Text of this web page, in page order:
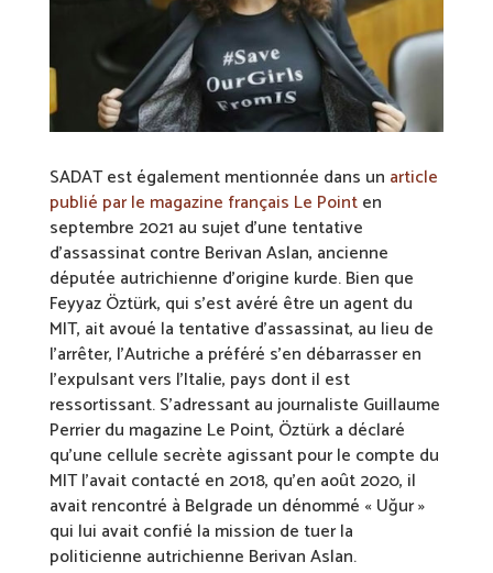
SADAT est également mentionnée dans un article
publié par le magazine français Le Pointen
septembre 2021 au sujet d’une tentative
d’assassinat contre Berivan Aslan, ancienne
députée autrichienne d’origine kurde. Bien que
Feyyaz Öztürk, qui s’est avéré être un agent du
MIT, ait avoué la tentative d’assassinat, au lieu de
l’arrêter, l’Autriche a préféré s’en débarrasser en
l’expulsant vers l’Italie, pays dont il est
ressortissant. S’adressant au journaliste Guillaume
Perrier du magazine Le Point, Öztürk a déclaré
qu’une cellule secrète agissant pour le compte du
MIT l’avait contacté en 2018, qu’en août 2020, il
avait rencontré à Belgrade un dénommé « Uğur »
qui lui avait confié la mission de tuer la
politicienne autrichienne Berivan Aslan.